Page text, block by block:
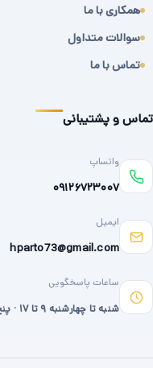
همکاری با ما
سوالات متداول
تماس با ما
تماس و پشتیبانی
واتساپ
۰۹۱۲۶۷۲۳۰۰۷
ایمیل
hparto73@gmail.com
ساعات پاسخگویی
شنبه تا چهارشنبه ۹ تا ۱۷ · پنج‌شنبه ۹ تا ۱۳